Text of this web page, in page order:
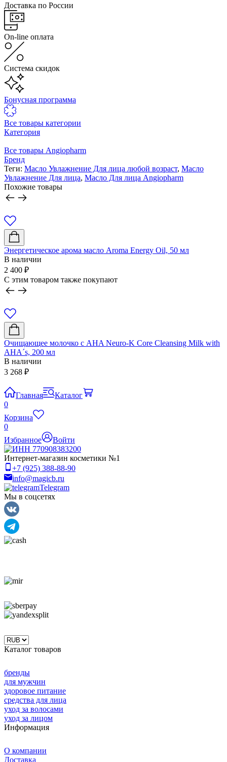
Доставка по России
On-line оплата
Система скидок
Бонусная программа
Все товары категории
Категория
Все товары Angiopharm
Бренд
Теги: Масло Увлажнение Для лица любой возраст, Масло
Увлажнение Для лица, Масло Для лица Angiopharm
Похожие товары
Энергетическое арома масло Aroma Energy Oil, 50 мл
В наличии
2 400 ₽
C этим товаром также покупают
Очищающее молочко с AHA Neuro-K Core Cleansing Milk with
AHA´s, 200 мл
В наличии
3 268 ₽
Главная
Каталог
0
Корзина
0
Избранное
Войти
Интернет-магазин косметики №1
+7 (925) 388-88-90
info@magicb.ru
Telegram
Мы в соцсетях
Каталог товаров
бренды
для мужчин
здоровое питание
средства для лица
уход за волосами
уход за лицом
Информация
О компании
Доставка